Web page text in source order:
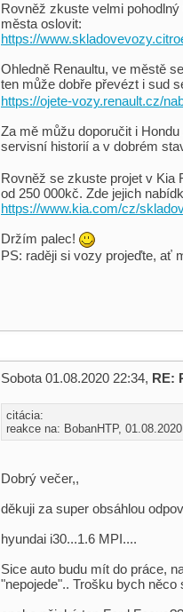
Rovněž zkuste velmi
města oslovit:
https://
Ohledně Renaultu, ve městě
ten může dobře převézt i sud
https://ojete-vozy.renault.cz/
Za mě můžu doporučit i
servisní historií a v dobrém
Rovněž se zkuste projet v Kia
od 250 000kč. Zde jejich
https://www.kia.com/cz/
Držím palec!
PS: raději si vozy projeďte, ať
Sobota 01.08.2020 22:34, RE:
citácia:
reakce na: BobanHTP,
Dobrý večer,,
děkuji za super obsáhlou
hyundai i30...1.6 MPI....
Sice auto budu mít do práce,
"nepojede".. Trošku bych